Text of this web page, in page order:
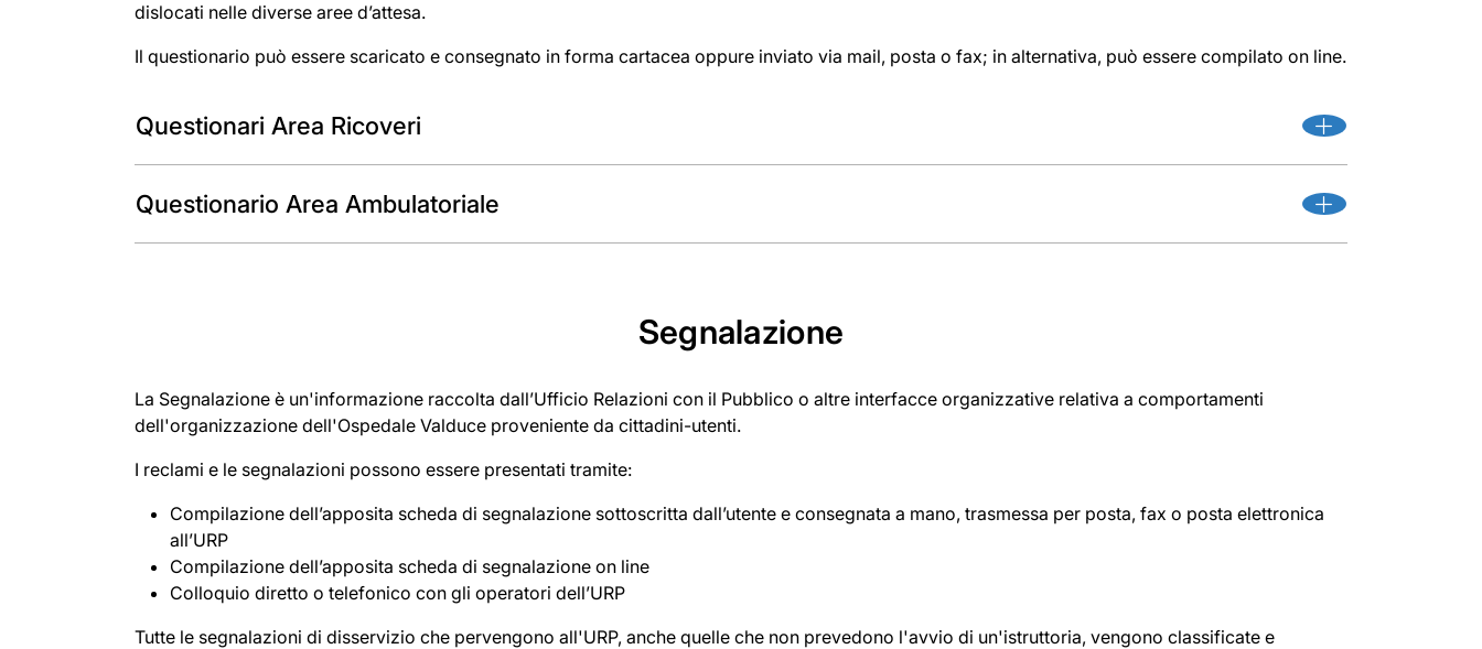
dislocati nelle diverse aree d’attesa.
Il questionario può essere scaricato e consegnato in forma cartacea oppure inviato via mail, posta o fax; in alternativa, può essere compilato on line.
Questionari Area Ricoveri
Questionario Area Ambulatoriale
Segnalazione
La Segnalazione è un'informazione raccolta dall’Ufficio Relazioni con il Pubblico o altre interfacce organizzative relativa a comportamenti
dell'organizzazione dell'Ospedale Valduce proveniente da cittadini-utenti.
I reclami e le segnalazioni possono essere presentati tramite:
Compilazione dell’apposita scheda di segnalazione sottoscritta dall’utente e consegnata a mano, trasmessa per posta, fax o posta elettronica
all’URP
Compilazione dell’apposita scheda di segnalazione on line
Colloquio diretto o telefonico con gli operatori dell’URP
Tutte le segnalazioni di disservizio che pervengono all'URP, anche quelle che non prevedono l'avvio di un'istruttoria, vengono classificate e